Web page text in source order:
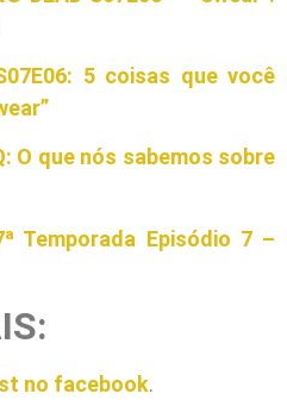
5 coisas que você
O que nós sabemos sobre
Temporada Episódio 7 –
no facebook.